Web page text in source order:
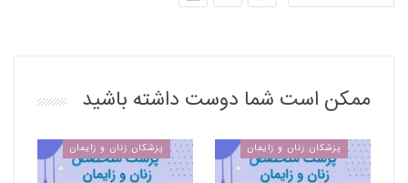
ممکن است شما دوست داشته باشید
پزشکان زنان و زایمان پزشکان زنان و زایمان